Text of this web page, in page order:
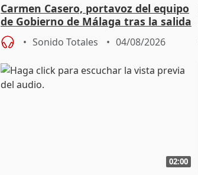
Carmen Casero, portavoz del equipo
de Gobierno de Málaga tras la salida
de Pérez de Siles
Sonido Totales 04/08/2026
02:00